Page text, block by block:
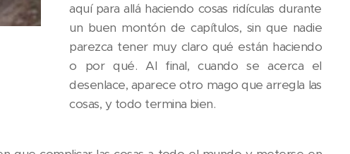
aquí para allá haciendo cosas ridículas durante
un buen montón de capítulos, sin que nadie
parezca tener muy claro qué están haciendo
o por qué. Al final, cuando se acerca el
desenlace, aparece otro mago que arregla las
cosas, y todo termina bien.